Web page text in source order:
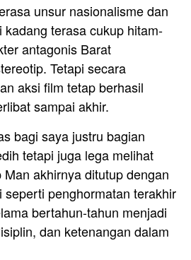
unsur nasionalisme dan
terasa cukup hitam-
antagonis Barat
Tetapi secara
aksi film tetap berhasil
sampai akhir.
bagi saya justru bagian
tetapi juga lega melihat
akhirnya ditutup dengan
penghormatan terakhir
bertahun-tahun menjadi
dan ketenangan dalam